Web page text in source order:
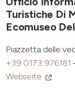
Turistiche Di
Ecomuseo
Piazzetta delle
+39 0173 976181 -
Webseite